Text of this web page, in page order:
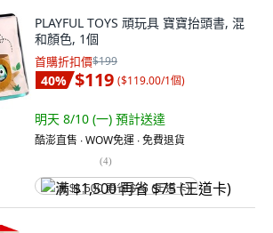
PLAYFUL TOYS 頑玩具 寶寶抬頭書, 混
和顏色, 1個
首購折扣價$199
40% $119 ($119.00/1個)
明天 8/10 (一) 預計送達
酷澎直售 ∙ WOW免運 ∙ 免費退貨
(4)
满 $1,500 再省 $75 (王道卡)